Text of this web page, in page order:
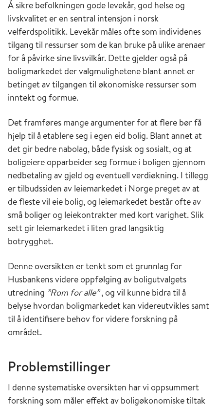
Å sikre befolkningen gode levekår, god helse og
livskvalitet er en sentral intensjon i norsk
velferdspolitikk. Levekår måles ofte som individenes
tilgang til ressurser som de kan bruke på ulike arenaer
for å påvirke sine livsvilkår. Dette gjelder også på
boligmarkedet der valgmulighetene blant annet er
betinget av tilgangen til økonomiske ressurser som
inntekt og formue.
Det framføres mange argumenter for at flere bør få
hjelp til å etablere seg i egen eid bolig. Blant annet at
det gir bedre nabolag, både fysisk og sosialt, og at
boligeiere opparbeider seg formue i boligen gjennom
nedbetaling av gjeld og eventuell verdiøkning. I tillegg
er tilbudssiden av leiemarkedet i Norge preget av at
de fleste vil eie bolig, og leiemarkedet består ofte av
små boliger og leiekontrakter med kort varighet. Slik
sett gir leiemarkedet i liten grad langsiktig
botrygghet.
Denne oversikten er tenkt som et grunnlag for
Husbankens videre oppfølging av boligutvalgets
utredning ”Rom for alle”, og vil kunne bidra til å
belyse hvordan boligmarkedet kan videreutvikles samt
til å identifisere behov for videre forskning på
området.
Problemstillinger
I denne systematiske oversikten har vi oppsummert
forskning som måler effekt av boligøkonomiske tiltak